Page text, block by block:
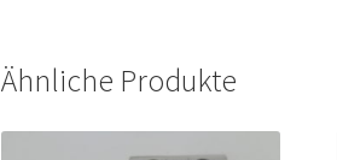
Ähnliche Produkte